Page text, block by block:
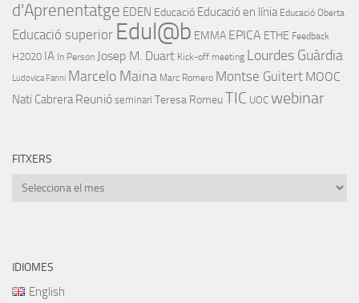
d'Aprenentatge EDEN Educació Educació en línia Educació Oberta
Educació superior Edul@b EMMA EPICA ETHE Feedback
H2020 IA In Person Josep M. Duart Kick-off meeting Lourdes Guàrdia
Ludovica Fanni Marcelo Maina Marc Romero Montse Guitert MOOC
Nati Cabrera Reunió seminari Teresa RomeuTIC UOC webinar
FITXERS
Fitxers
IDIOMES
English